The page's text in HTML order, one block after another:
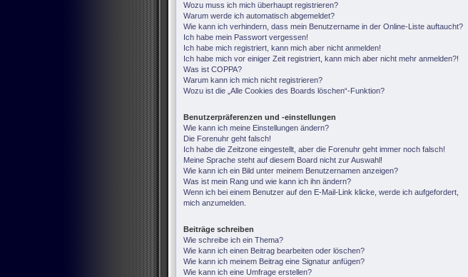
Wozu muss ich mich überhaupt registrieren?
Warum werde ich automatisch abgemeldet?
Wie kann ich verhindern, dass mein Benutzername in der Online-Liste auftaucht?
Ich habe mein Passwort vergessen!
Ich habe mich registriert, kann mich aber nicht anmelden!
Ich habe mich vor einiger Zeit registriert, kann mich aber nicht mehr anmelden?!
Was ist COPPA?
Warum kann ich mich nicht registrieren?
Wozu ist die „Alle Cookies des Boards löschen“-Funktion?
Benutzerpräferenzen und -einstellungen
Wie kann ich meine Einstellungen ändern?
Die Forenuhr geht falsch!
Ich habe die Zeitzone eingestellt, aber die Forenuhr geht immer noch falsch!
Meine Sprache steht auf diesem Board nicht zur Auswahl!
Wie kann ich ein Bild unter meinem Benutzernamen anzeigen?
Was ist mein Rang und wie kann ich ihn ändern?
Wenn ich bei einem Benutzer auf den E-Mail-Link klicke, werde ich aufgefordert,
mich anzumelden.
Beiträge schreiben
Wie schreibe ich ein Thema?
Wie kann ich einen Beitrag bearbeiten oder löschen?
Wie kann ich meinem Beitrag eine Signatur anfügen?
Wie kann ich eine Umfrage erstellen?